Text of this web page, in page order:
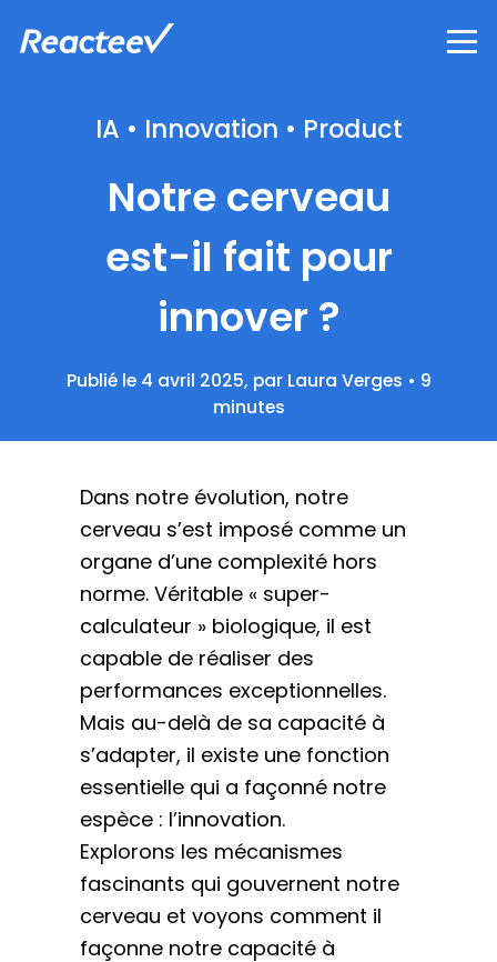
IA • Innovation • Product
Notre cerveau
est-il fait pour
innover ?
Publié le 4 avril 2025, par Laura Verges • 9
minutes
Dans notre évolution, notre
cerveau s’est imposé comme un
organe d’une complexité hors
norme. Véritable « super-
calculateur » biologique, il est
capable de réaliser des
performances exceptionnelles.
Mais au-delà de sa capacité à
s’adapter, il existe une fonction
essentielle qui a façonné notre
espèce : l’innovation.
Explorons les mécanismes
fascinants qui gouvernent notre
cerveau et voyons comment il
façonne notre capacité à